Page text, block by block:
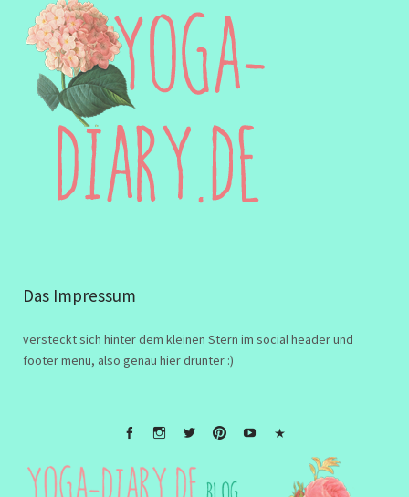
Das Impressum
versteckt sich hinter dem kleinen Stern im social header und
footer menu, also genau hier drunter :)
Impressum